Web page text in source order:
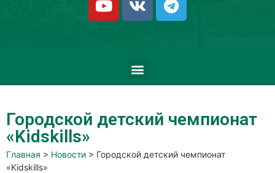
Городской детский чемпионат
«Kidskills»
Главная > Новости > Городской детский чемпионат
«Kidskills»